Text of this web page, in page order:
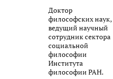
Доктор
философских наук,
ведущий научный
сотрудник сектора
социальной
философии
Института
философии РАН.